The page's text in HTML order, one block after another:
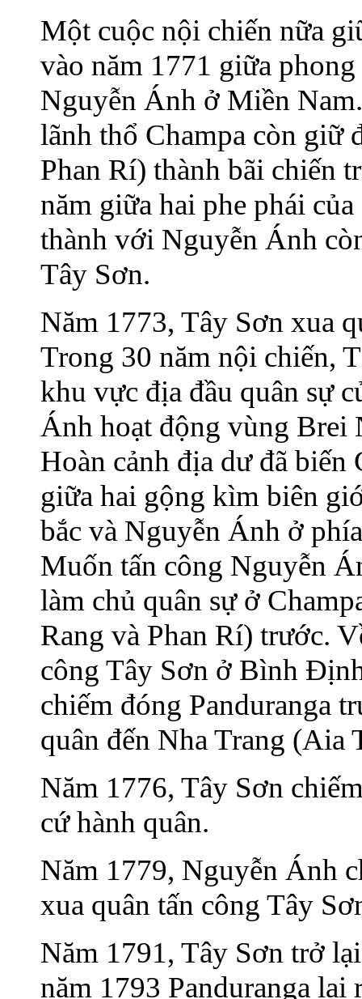
Một cuộc nội chiến nữa
vào năm 1771 giữa
Nguyễn Ánh ở Miền
lãnh thổ Champa còn giữ
Phan Rí) thành bãi chiến
năm giữa hai phe phái
thành với Nguyễn Ánh
Tây Sơn.
Năm 1773, Tây Sơn xua
Trong 30 năm nội chiến,
khu vực địa đầu quân sự
Ánh hoạt động vùng Brei
Hoàn cảnh địa dư đã
giữa hai gộng kìm biên
bắc và Nguyễn Ánh ở
Muốn tấn công Nguyễn
làm chủ quân sự ở
Rang và Phan Rí) trước.
công Tây Sơn ở Bình
chiếm đóng Panduranga
quân đến Nha Trang (Aia
Năm 1776, Tây Sơn
cứ hành quân.
Năm 1779, Nguyễn Ánh
xua quân tấn công Tây
Năm 1791, Tây Sơn trở
năm 1793 Panduranga